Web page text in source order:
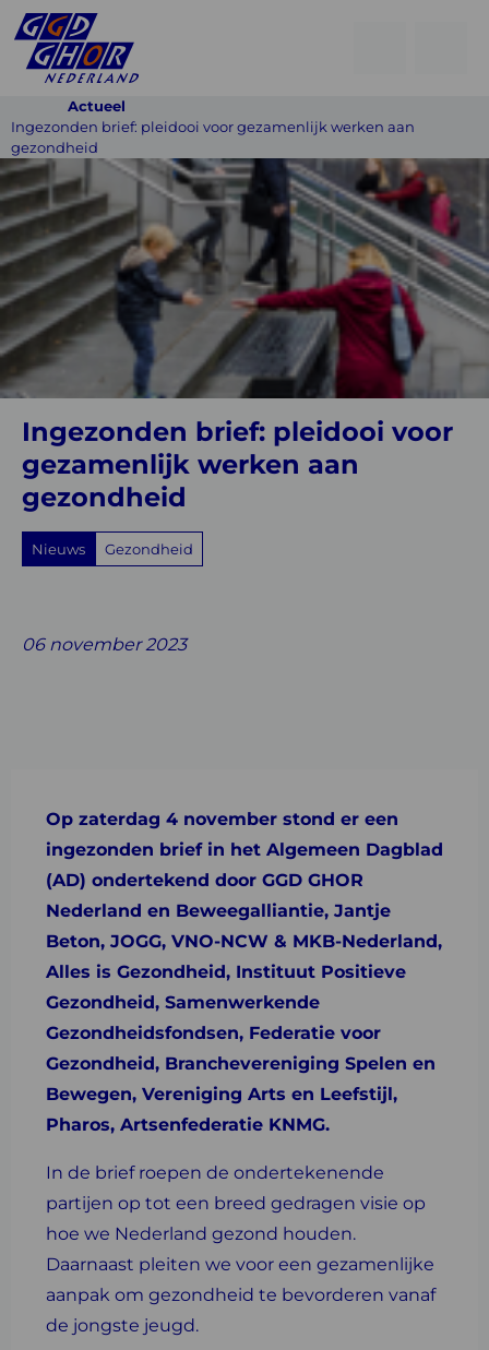
Actueel
Ingezonden brief: pleidooi voor gezamenlijk werken aan
gezondheid
Ingezonden
brief:
pleidooi
voor
gezamenlijk
werken
aan
gezondheid
Ingezonden brief: pleidooi voor
gezamenlijk werken aan
gezondheid
Nieuws Gezondheid
on on on withon
06 november 2023
Op zaterdag 4 november stond er een
ingezonden brief in het Algemeen Dagblad
(AD) ondertekend door GGD GHOR
Nederland en Beweegalliantie, Jantje
Beton, JOGG, VNO-NCW & MKB-Nederland,
Alles is Gezondheid, Instituut Positieve
Gezondheid, Samenwerkende
Gezondheidsfondsen, Federatie voor
Gezondheid, Branchevereniging Spelen en
Bewegen, Vereniging Arts en Leefstijl,
Pharos, Artsenfederatie KNMG.
In de brief roepen de ondertekenende
partijen op tot een breed gedragen visie op
hoe we Nederland gezond houden.
Daarnaast pleiten we voor een gezamenlijke
aanpak om gezondheid te bevorderen vanaf
de jongste jeugd.